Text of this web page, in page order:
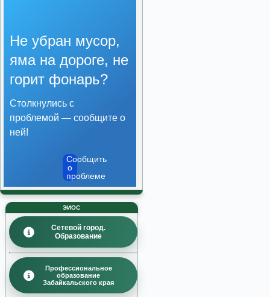
Не убран мусор,
яма на дороге, не
горит фонарь?
Столкнулись с
проблемой — сообщите о
ней!
Сообщить
о
проблеме
ЭИОС
Сетевой город.
Образование
Профессиональное
образование
Забайкальского края